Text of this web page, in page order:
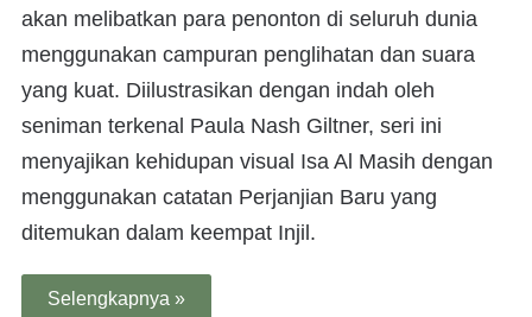
akan melibatkan para penonton di seluruh dunia
menggunakan campuran penglihatan dan suara
yang kuat. Diilustrasikan dengan indah oleh
seniman terkenal Paula Nash Giltner, seri ini
menyajikan kehidupan visual Isa Al Masih dengan
menggunakan catatan Perjanjian Baru yang
ditemukan dalam keempat Injil.
Selengkapnya »